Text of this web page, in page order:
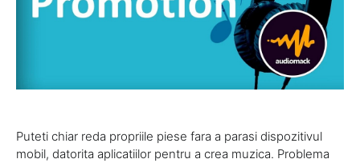
Puteti chiar reda propriile piese fara a parasi dispozitivul
mobil, datorita aplicatiilor pentru a crea muzica. Problema